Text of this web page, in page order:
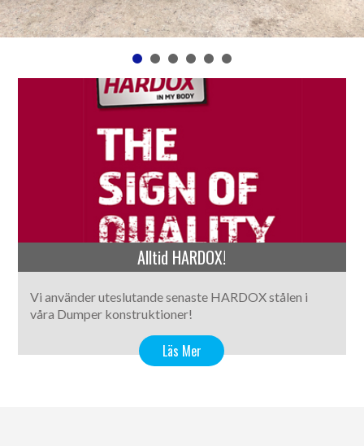
Alltid HARDOX!
Vi använder uteslutande senaste HARDOX stålen i
våra Dumper konstruktioner!
Läs Mer